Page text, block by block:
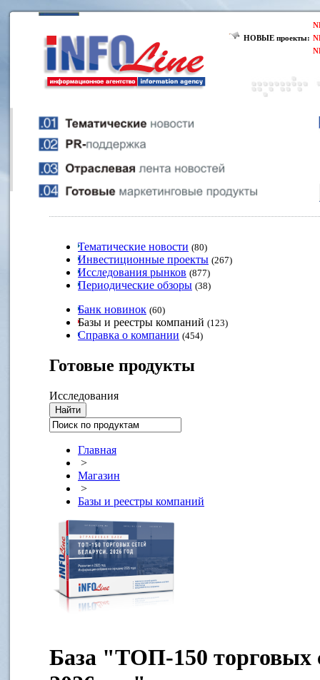
НОВЫЕ проекты:
Тематические новости (80)
Инвестиционные проекты (267)
Исследования рынков (877)
Периодические обзоры (38)
Банк новинок (60)
Базы и реестры компаний (123)
Справка о компании (454)
Готовые продукты
Исследования
Главная
>
Магазин
>
Базы и реестры компаний
База "ТОП-150 торговых